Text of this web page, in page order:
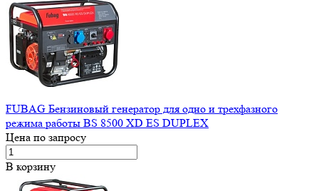
FUBAG Бензиновый генератор для одно и трехфазного
режима работы BS 8500 XD ES DUPLEX
Цена по запросу
В корзину